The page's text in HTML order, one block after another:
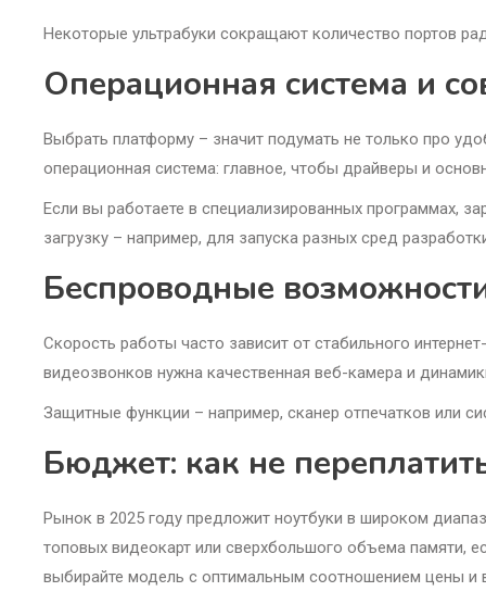
Некоторые ультрабуки сокращают количество портов
Операционная система и
Выбрать платформу – значит подумать не только про
операционная система: главное, чтобы драйверы и
Если вы работаете в специализированных программах,
загрузку – например, для запуска разных сред
Беспроводные
Скорость работы часто зависит от стабильного
видеозвонков нужна качественная веб-камера и
Защитные функции – например, сканер отпечатков или
Бюджет: как не
Рынок в 2025 году предложит ноутбуки в широком
топовых видеокарт или сверхбольшого объема памяти,
выбирайте модель с оптимальным соотношением цены и